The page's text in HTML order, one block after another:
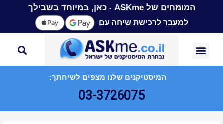
המומחים של ASKme - כאן, במיוחד בשבילך
למעבר לרכישת שיחה עם
המיסטיקנים שלנו מצפים לשיחתך:
03-3726075